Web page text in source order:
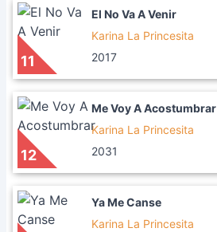
11
El No Va A Venir
Karina La Princesita
2017
12
Me Voy A Acostumbrar
Karina La Princesita
2031
Ya Me Canse
Karina La Princesita